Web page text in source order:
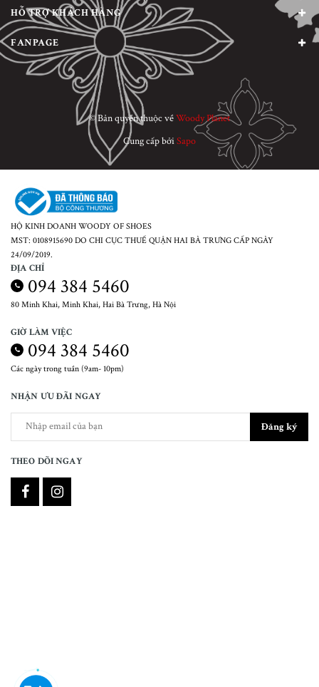
HỖ TRỢ KHÁCH HÀNG
FANPAGE
© Bản quyền thuộc vềWoody Planet
Cung cấp bởiSapo
HỘ KINH DOANH WOODY OF SHOES
MST: 0108915690 DO CHI CỤC THUẾ QUẬN HAI BÀ TRƯNG CẤP NGÀY
24/09/2019.
ĐỊA CHỈ
094 384 5460
80 Minh Khai, Minh Khai, Hai Bà Trưng, Hà Nội
GIỜ LÀM VIỆC
094 384 5460
Các ngày trong tuần (9am- 10pm)
NHẬN ƯU ĐÃI NGAY
Đăng ký
THEO DÕI NGAY